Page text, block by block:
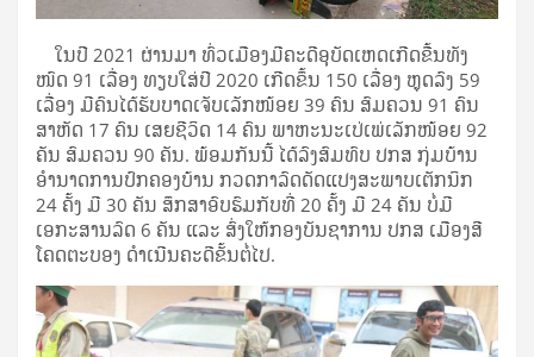
ໃນປີ 2021 ຜ່ານມາ ທົ່ວເມືອງມີຄະດີອຸບັດເຫດເກີດຂື້ນທັງ
ໜົດ 91 ເລື່ອງ ທຽບໃສ່ປີ 2020 ເກີດຂຶ້ນ 150 ເລື່ອງ ຫຼຸດລົງ 59
ເລື່ອງ ມີຄົນໄດ້ຮັບບາດເຈັບເລັກໜ້ອຍ 39 ຄົນ ສົມຄວນ 91 ຄົນ
ສາຫັດ 17 ຄົນ ເສຍຊີວິດ 14 ຄົນ ພາຫະນະເປ່ເພ່ເລັກໜ້ອຍ 92
ຄັນ ສົມຄວນ 90 ຄັນ. ພ້ອມກັນນີ້ ໄດ້ລົງສົມທົບ ປກສ ກຸ່ມບ້ານ
ອໍານາດການປົກຄອງບ້ານ ກວດກາລົດດັດແປງສະພາບເຕັກນິກ
24 ຄັ້ງ ມີ 30 ຄັນ ສຶກສາອົບຮົມກັບທີ່ 20 ຄັ້ງ ມີ 24 ຄັນ ບໍ່ມີ
ເອກະສານລົດ 6 ຄັນ ແລະ ສົ່ງໃຫ້ກອງບັນຊາການ ປກສ ເມືອງສີ
ໂຄດຕະບອງ ດຳເນີນຄະດີຂັ້ນຕໍ່ໄປ.